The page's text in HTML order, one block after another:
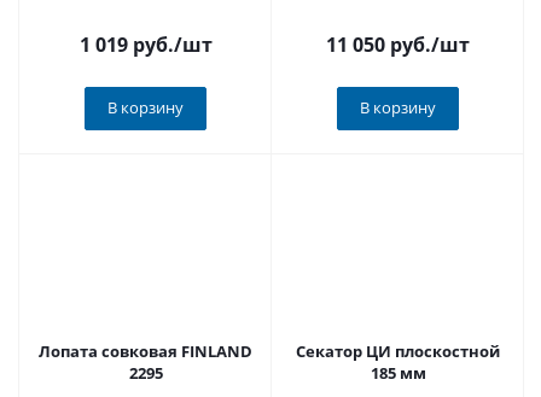
1 019 руб./шт
В корзину
11 050 руб./шт
В корзину
Лопата совковая FINLAND
2295
Секатор ЦИ плоскостной
185 мм